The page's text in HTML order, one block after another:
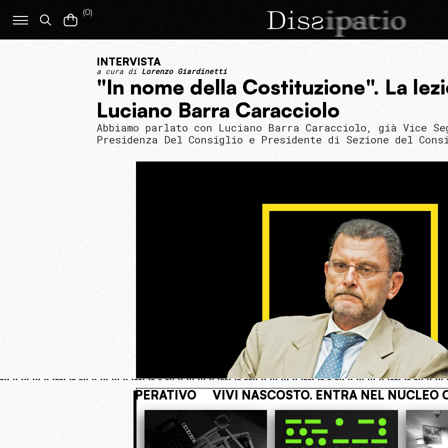
(0)
INTERVISTA
a cura di Lorenzo Giardinetti
"In nome della Costituzione". La
Luciano Barra Caracciolo
Abbiamo parlato con Luciano Barra Caracciolo, già Vice
Presidenza Del Consiglio e Presidente di Sezione del
NASCOSTO. ENTRA NEL NUCLEO OPERATIVO VIVI NASCOSTO. ENTRA